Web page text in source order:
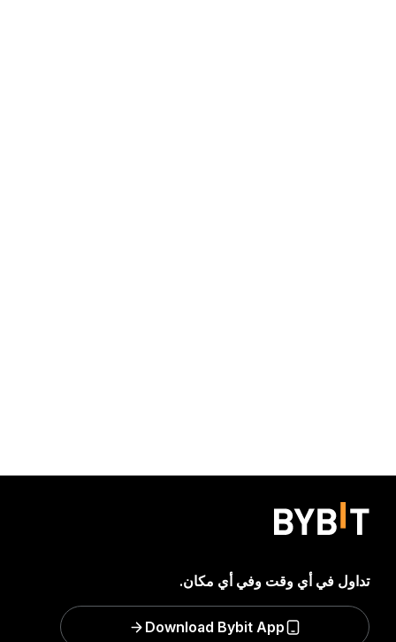
تداول في أي وقت وفي أي مكان.
Download Bybit App